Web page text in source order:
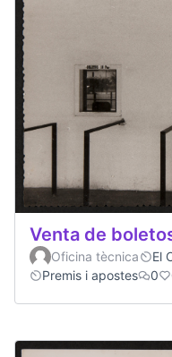
Venta de
Oficina tècnica
El
Premis i apostes
0